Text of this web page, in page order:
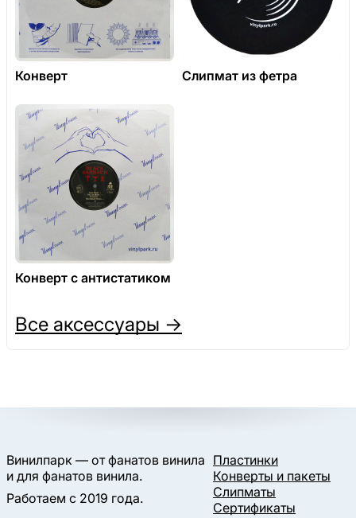
Конверт Слипмат из фетра
Конверт с антистатиком
Все аксессуары →
Винилпарк — от фанатов винила
и для фанатов винила.
Работаем с 2019 года.
Пластинки
Конверты и пакеты
Слипматы
Сертификаты